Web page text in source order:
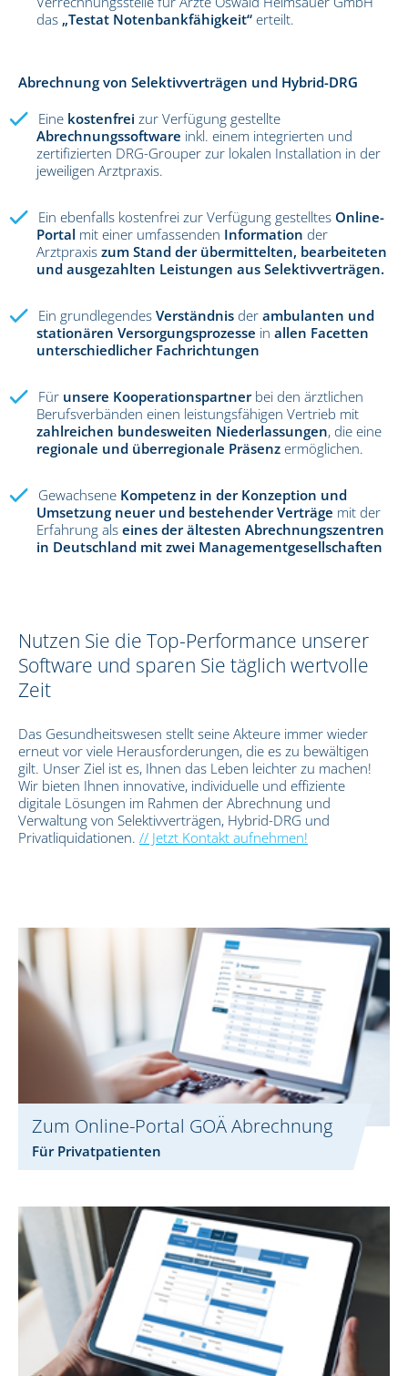
das „Testat Notenbankfähigkeit“ erteilt.
Abrechnung von Selektivverträgen und Hybrid-DRG
Eine kostenfrei zur Verfügung gestellte
Abrechnungssoftware inkl. einem integrierten und
zertifizierten DRG-Grouper zur lokalen Installation in der
jeweiligen Arztpraxis.
Ein ebenfalls kostenfrei zur Verfügung gestelltes Online-
Portal mit einer umfassenden Information der
Arztpraxis zum Stand der übermittelten, bearbeiteten
und ausgezahlten Leistungen aus Selektivverträgen.
Ein grundlegendes Verständnis der ambulanten und
stationären Versorgungsprozesse in allen Facetten
unterschiedlicher Fachrichtungen
Für unsere Kooperationspartnerbei den ärztlichen
Berufsverbänden einen leistungsfähigen Vertrieb mit
zahlreichen bundesweiten Niederlassungen, die eine
regionale und überregionale Präsenz ermöglichen.
Gewachsene Kompetenz in der Konzeption und
Umsetzung neuer und bestehender Verträge mit der
Erfahrung als eines der ältesten Abrechnungszentren
in Deutschland mit zwei Managementgesellschaften
Nutzen Sie die Top-Performance unserer
Software und sparen Sie täglich wertvolle
Zeit
Das Gesundheitswesen stellt seine Akteure immer wieder
erneut vor viele Herausforderungen, die es zu bewältigen
gilt. Unser Ziel ist es, Ihnen das Leben leichter zu machen!
Wir bieten Ihnen innovative, individuelle und effiziente
digitale Lösungen im Rahmen der Abrechnung und
Verwaltung von Selektivverträgen, Hybrid-DRG und
Privatliquidationen. // Jetzt Kontakt aufnehmen!
Zum Online-Portal GOÄ Abrechnung
Für Privatpatienten